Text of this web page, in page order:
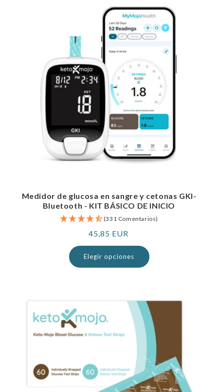
Medidor de glucosa en sangre y cetonas GKI-
Bluetooth - KIT BÁSICO DE INICIO
(331 Comentarios)
Precio
normal
45,85 EUR
Elegir opciones